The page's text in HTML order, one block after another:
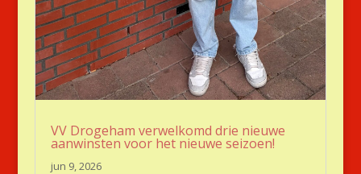
VV Drogeham verwelkomd drie nieuwe
aanwinsten voor het nieuwe seizoen!
jun 9, 2026